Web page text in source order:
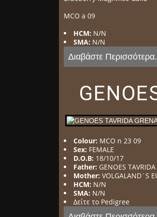
MCO a 09
HCM: N/N
SMA: N/N
Διαβάστε
Colour: MCO n 23 09
Sex: FEMALE
D.O.B: 18/10/17
Father: GENOES
Mother: VOLGALAND`S
HCM: N/N
SMA: N/N
Δείτε το Pedigree